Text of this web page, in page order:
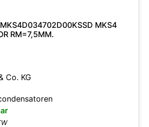
MKS4
RM=7,5MM.
Co. KG